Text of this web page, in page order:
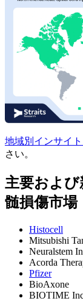
地域別インサイ
さい。
主要および
髄損傷市場
Histocell
Mitsubishi
Neuralstem
Acorda
Pfizer
BioAxone
BIOTIME